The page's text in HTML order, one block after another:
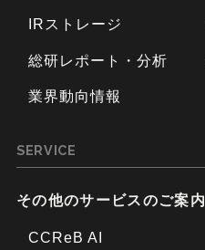
IRストレージ
総研レポート・分析
業界動向情報
SERVICE
その他のサービスのご案内
CCReB AI